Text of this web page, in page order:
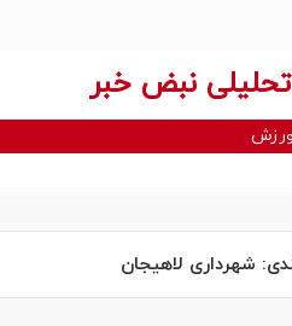
تحلیلی نبض خبر
ورزش
شهرداری لاهیجان